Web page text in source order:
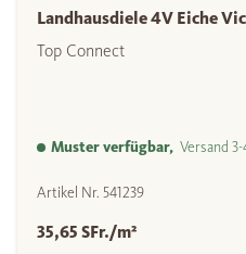
Landhausdiele 4V Eiche
Top Connect
Muster verfügbar, Versand
Artikel Nr. 541239
35,65 SFr./m²